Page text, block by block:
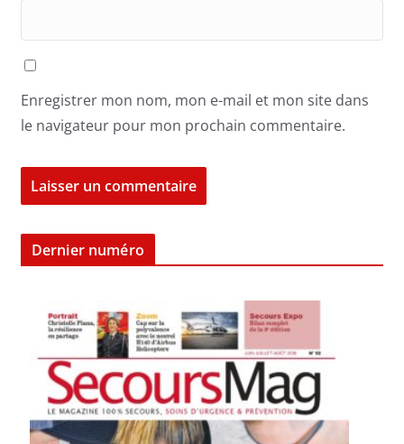
Enregistrer mon nom, mon e-mail et mon site dans
le navigateur pour mon prochain commentaire.
Dernier numéro